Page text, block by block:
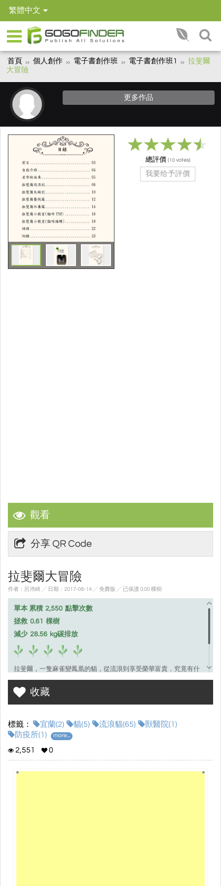
繁體中文
首頁 個人創作 電子書創作班 電子書創作班1
拉斐爾
大冒險
更多作品
觀看
分享 QR Code
拉斐爾大冒險
作者：呂沛綺 ╱ 日期：2017-08-14 ╱ 免費版 ╱ 已保護 0.00 棵樹
單本 累積 2,550 點擊次數
拯救 0.61
棵樹
減少 28.56 kg碳排放
拉斐爾，一隻麻雀變鳳凰的貓，從流浪到享受榮華富貴，究竟有什
麼趣事發生呢？
讓我們繼續看下去~
收藏
標籤： 宜蘭(2) 貓(5) 流浪貓(65)
獸醫院(1)
防疫所(1)
more...
2,551 0
總評價 (10 votes)
我要给予評價